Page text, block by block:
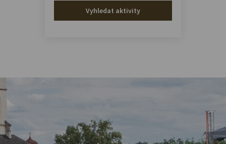
Vyhledat aktivity